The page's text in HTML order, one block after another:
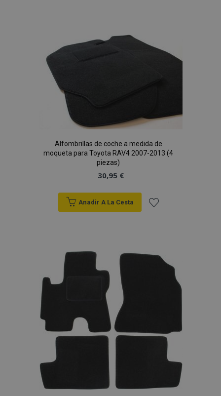
Lista
Alfombrillas de coche a medida de
moqueta para Toyota RAV4 2007-2013 (4
piezas)
30,95 €
Anadir A La Cesta
Lista